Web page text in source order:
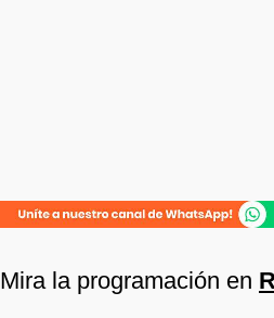
Mira la programación en